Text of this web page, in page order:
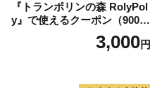
『トランポリンの森 RolyPol
y』で使えるクーポン（900
3,000円